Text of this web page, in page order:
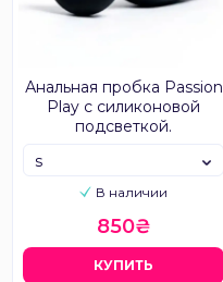
Анальная пробка Passion
Play с силиконовой
подсветкой.
В наличии
s
850₴
КУПИТЬ